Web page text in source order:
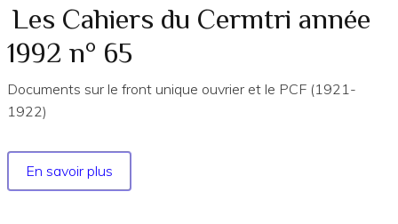
année
2009
n°
Les Cahiers du Cermtri année
1992 n° 65
Documents sur le front unique ouvrier et le PCF (1921-
1922)
En savoir plus
Les